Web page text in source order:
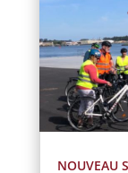
NOUVEAU